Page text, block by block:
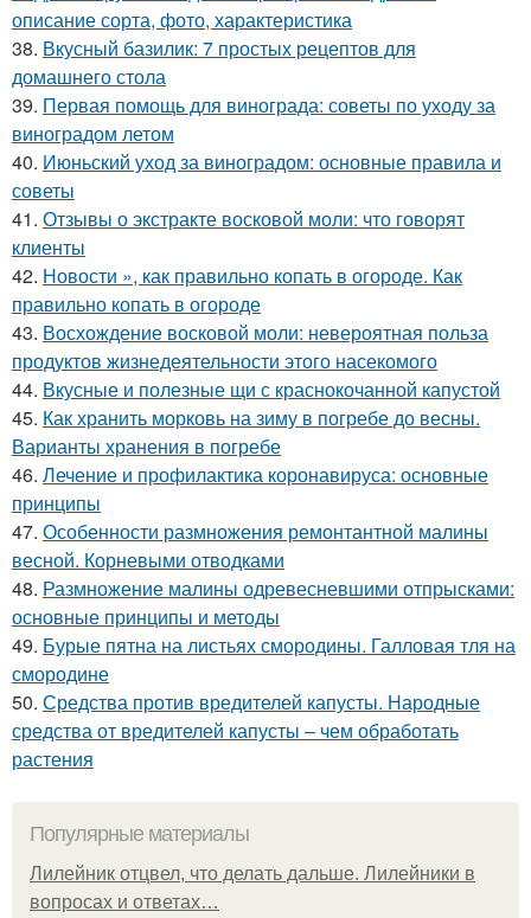
описание сорта, фото, характеристика
38. Вкусный базилик: 7 простых рецептов для
домашнего стола
39. Первая помощь для винограда: советы по уходу за
виноградом летом
40. Июньский уход за виноградом: основные правила и
советы
41. Отзывы о экстракте восковой моли: что говорят
клиенты
42. Новости », как правильно копать в огороде. Как
правильно копать в огороде
43. Восхождение восковой моли: невероятная польза
продуктов жизнедеятельности этого насекомого
44. Вкусные и полезные щи с краснокочанной капустой
45. Как хранить морковь на зиму в погребе до весны.
Варианты хранения в погребе
46. Лечение и профилактика коронавируса: основные
принципы
47. Особенности размножения ремонтантной малины
весной. Корневыми отводками
48. Размножение малины одревесневшими отпрысками:
основные принципы и методы
49. Бурые пятна на листьях смородины. Галловая тля на
смородине
50. Средства против вредителей капусты. Народные
средства от вредителей капусты – чем обработать
растения
Популярные материалы
Лилейник отцвел, что делать дальше. Лилейники в
вопросах и ответах…